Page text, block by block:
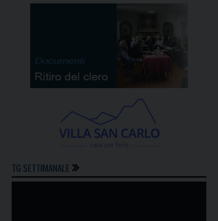
TG SETTIMANALE